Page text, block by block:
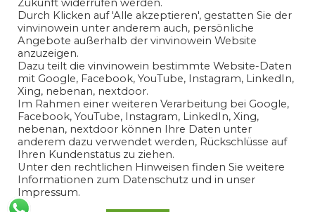
Ich habe dieDatenschutzerklärunggelesen und bin mit
der Verarbeitung meiner angegeben
personenbezogenen Daten in Übereinstimmung mit den
Bedingungen derDatenschutzerklärungeinverstanden.
Ja
Zukunft widerrufen werden.
Durch Klicken auf 'Alle akzeptieren', gestatten Sie der
vinvinowein unter anderem auch, persönliche
Angebote außerhalb der vinvinowein Website
anzuzeigen.
Dazu teilt die vinvinowein bestimmte Website-Daten
mit Google, Facebook, YouTube, Instagram, LinkedIn,
Xing, nebenan, nextdoor.
Im Rahmen einer weiteren Verarbeitung bei Google,
Facebook, YouTube, Instagram, LinkedIn, Xing,
nebenan, nextdoor können Ihre Daten unter
anderem dazu verwendet werden, Rückschlüsse auf
Ihren Kundenstatus zu ziehen.
Unter den rechtlichen Hinweisen finden Sie weitere
Informationen zum Datenschutz und in unser
Impressum.